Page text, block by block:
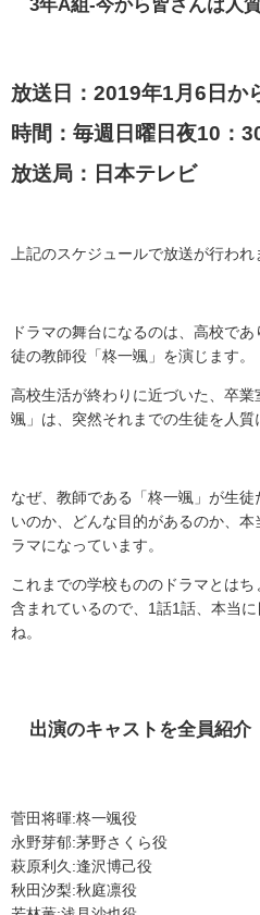
3年A組-今から皆さんは人
放送日：2019年1月6日か
時間：毎週日曜日夜10：
放送局：日本テレビ
上記のスケジュールで放送が行われ
ドラマの舞台になるのは、高校で
徒の教師役「柊一颯」を演じます。
高校生活が終わりに近づいた、卒業
颯」は、突然それまでの生徒を人質
なぜ、教師である「柊一颯」が生
いのか、どんな目的があるのか、
ラマになっています。
これまでの学校もののドラマとは
含まれているので、 1 話1 話、本当
ね。
出演のキャストを全員紹介
菅田将暉:柊一颯役
永野芽郁:茅野さくら役
萩原利久:逢沢博己役
秋田汐梨:秋庭凛役